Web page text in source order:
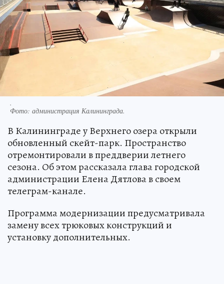
.
Фото: администрация Калининграда.
В Калининграде у Верхнего озера открыли
обновленный скейт-парк. Пространство
отремонтировали в преддверии летнего
сезона. Об этом рассказала глава городской
администрации Елена Дятлова в своем
телеграм-канале.
Программа модернизации предусматривала
замену всех трюковых конструкций и
установку дополнительных.